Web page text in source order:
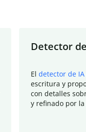
Detector
El detector de IA
escritura y
con detalles
y refinado por